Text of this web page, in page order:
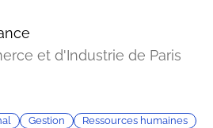
et d'Industrie de Paris
Gestion
Ressources humaines